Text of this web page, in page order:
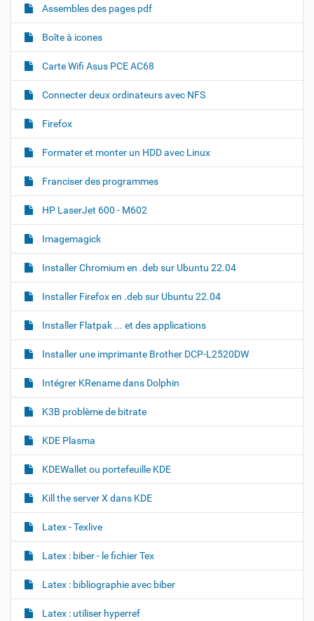
r
'
m
e
s
e
i
…
g
a
t
i
o
n
Assembles des pages pdf
Boîte à icones
Carte Wifi Asus PCE AC68
Connecter deux ordinateurs avec NFS
Firefox
Formater et monter un HDD avec Linux
Franciser des programmes
HP LaserJet 600 - M602
Imagemagick
Installer Chromium en .deb sur Ubuntu 22.04
Installer Firefox en .deb sur Ubuntu 22.04
Installer Flatpak ... et des applications
Installer une imprimante Brother DCP-L2520DW
Intégrer KRename dans Dolphin
K3B problème de bitrate
KDE Plasma
KDEWallet ou portefeuille KDE
Kill the server X dans KDE
Latex - Texlive
Latex : biber - le fichier Tex
Latex : bibliographie avec biber
Latex : utiliser hyperref